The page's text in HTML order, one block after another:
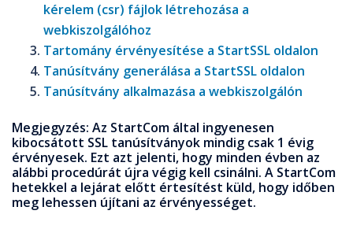
kérelem (csr) fájlok létrehozása a
webkiszolgálóhoz
Tartomány érvényesítése a StartSSL oldalon
Tanúsítvány generálása a StartSSL oldalon
Tanúsítvány alkalmazása a webkiszolgálón
Megjegyzés: Az StartCom által ingyenesen
kibocsátott SSL tanúsítványok mindig csak 1 évig
érvényesek. Ezt azt jelenti, hogy minden évben az
alábbi procedúrát újra végig kell csinálni. A StartCom
hetekkel a lejárat előtt értesítést küld, hogy időben
meg lehessen újítani az érvényességet.